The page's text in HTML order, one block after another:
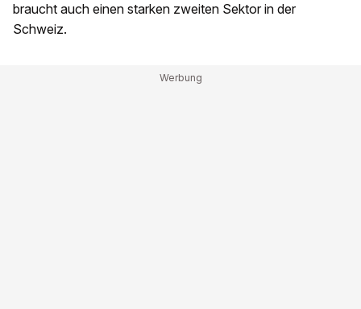
braucht auch einen starken zweiten Sektor in der
Schweiz.